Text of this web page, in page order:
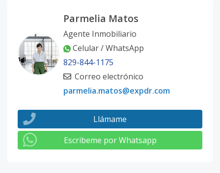
Parmelia Matos
Agente Inmobiliario
Celular / WhatsApp
829-844-1175
Correo electrónico
parmelia.matos@expdr.com
Llámame
Escribeme por Whatsapp